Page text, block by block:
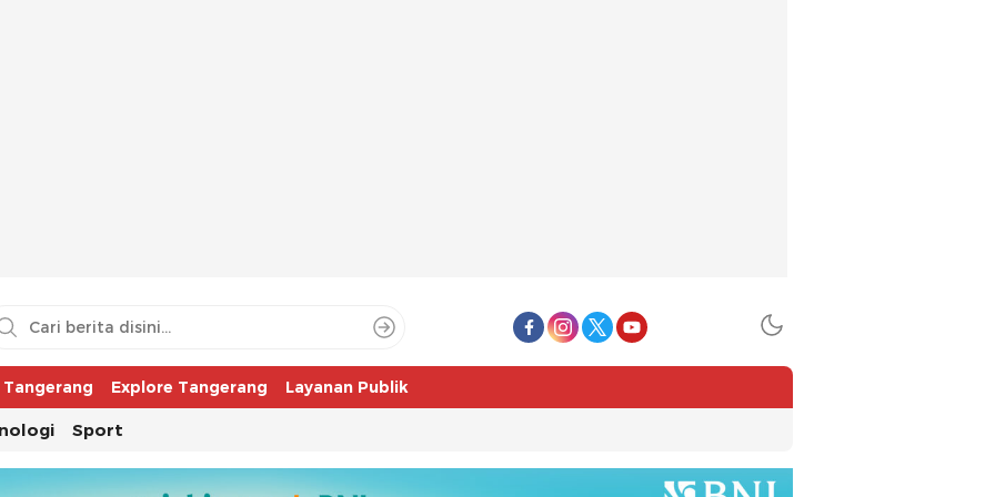
Explore Tangerang Layanan Publik
Sport